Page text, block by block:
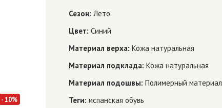
- 10%
Сезон: Лето
Цвет: Синий
Материал верха: Кожа натуральная
Материал подклада: Кожа натуральная
Материал подошвы: Полимерный материал
Теги: испанская обувь